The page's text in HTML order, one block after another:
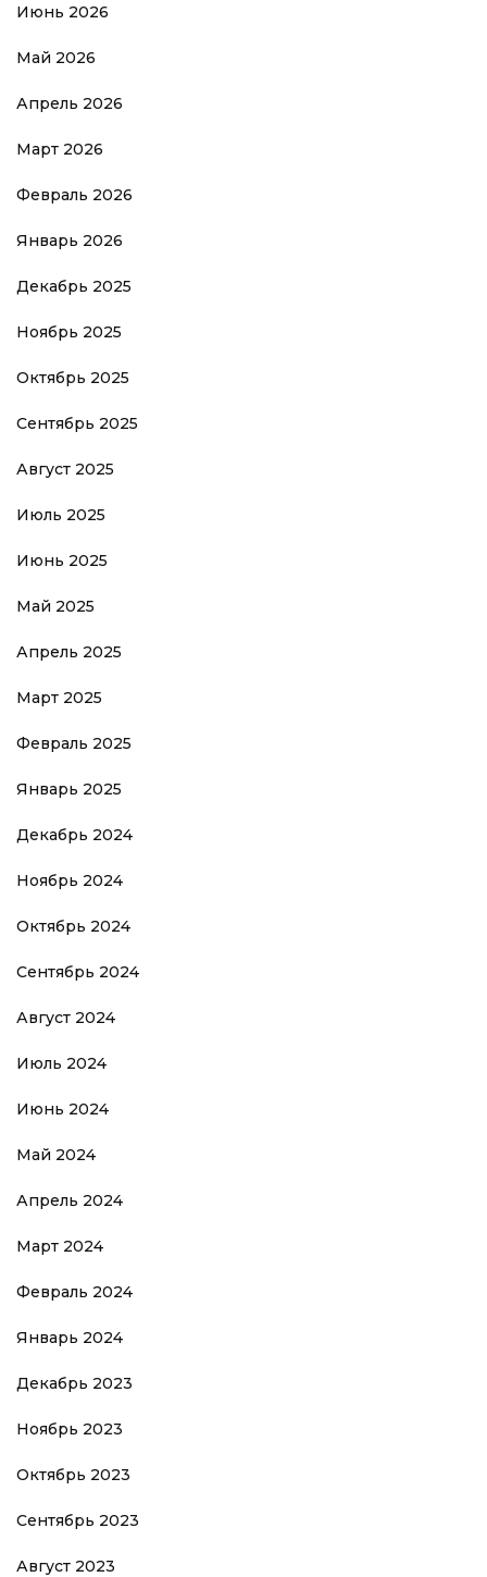
Июнь 2026
Май 2026
Апрель 2026
Март 2026
Февраль 2026
Январь 2026
Декабрь 2025
Ноябрь 2025
Октябрь 2025
Сентябрь 2025
Август 2025
Июль 2025
Июнь 2025
Май 2025
Апрель 2025
Март 2025
Февраль 2025
Январь 2025
Декабрь 2024
Ноябрь 2024
Октябрь 2024
Сентябрь 2024
Август 2024
Июль 2024
Июнь 2024
Май 2024
Апрель 2024
Март 2024
Февраль 2024
Январь 2024
Декабрь 2023
Ноябрь 2023
Октябрь 2023
Сентябрь 2023
Август 2023